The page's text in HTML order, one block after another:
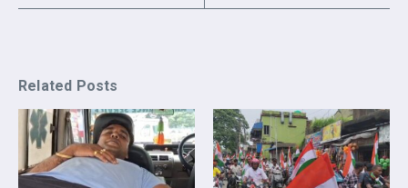
Related Posts